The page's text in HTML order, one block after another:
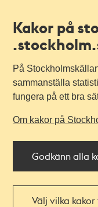
Kakor på
På
sammanställa
fungera på ett bra
Om kakor på
Godkänn alla
Välj vilka